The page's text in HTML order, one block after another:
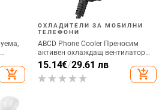
add_shopping_cart
ОХЛАДИТЕЛИ ЗА МОБИЛНИ
ТЕЛЕФОНИ
ABCD Phone Cooler Преносим
активен охлаждащ вентилатор
Радиатор за мобилен телефон за
игра на игри
15.14€/29.61 лв
add_shopping_cart